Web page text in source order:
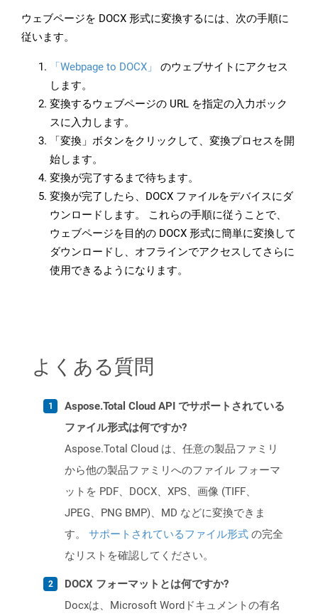
ウェブページを DOCX 形式に変換するには、次の手順に
従います。
「Webpage to DOCX」
のウェブサイトにアクセス
します。
変換するウェブページの URL を指定の入力ボック
スに入力します。
「変換」ボタンをクリックして、変換プロセスを開
始します。
変換が完了するまで待ちます。
変換が完了したら、DOCX ファイルをデバイスにダ
ウンロードします。 これらの手順に従うことで、
ウェブページを目的の DOCX 形式に簡単に変換して
ダウンロードし、オフラインでアクセスしてさらに
使用できるようになります。
よくある質問
Aspose.Total Cloud API でサポートされている
ファイル形式は何ですか?
Aspose.Total Cloud は、任意の製品ファミリ
から他の製品ファミリへのファイル フォーマ
ットを PDF、DOCX、XPS、画像 (TIFF、
JPEG、PNG BMP)、MD などに変換できま
す。 サポートされているファイル形式 の完全
なリストを確認してください。
DOCX フォーマットとは何ですか?
Docxは、Microsoft Wordドキュメントの有名